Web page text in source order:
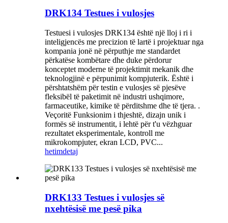
DRK134 Testues i vulosjes
Testuesi i vulosjes DRK134 është një lloj i ri i
inteligjencës me precizion të lartë i projektuar nga
kompania jonë në përputhje me standardet
përkatëse kombëtare dhe duke përdorur
konceptet moderne të projektimit mekanik dhe
teknologjinë e përpunimit kompjuterik. Është i
përshtatshëm për testin e vulosjes së pjesëve
fleksibël të paketimit në industri ushqimore,
farmaceutike, kimike të përditshme dhe të tjera. .
Veçoritë Funksionim i thjeshtë, dizajn unik i
formës së instrumentit, i lehtë për t'u vëzhguar
rezultatet eksperimentale, kontroll me
mikrokompjuter, ekran LCD, PVC...
hetimdetaj
DRK133 Testues i vulosjes së
nxehtësisë me pesë pika